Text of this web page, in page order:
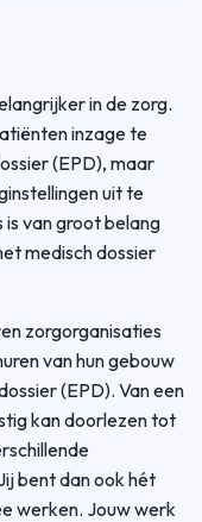
in de zorg.
inzage te
(EPD), maar
uit te
is van groot belang
medisch dossier
zorgorganisaties
van hun gebouw
(EPD). Van een
kan doorlezen tot
bent dan ook hét
werken. Jouw werk